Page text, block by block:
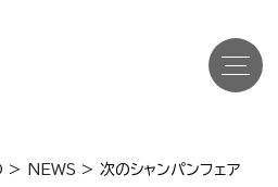
> NEWS > 次のシャンパンフェア